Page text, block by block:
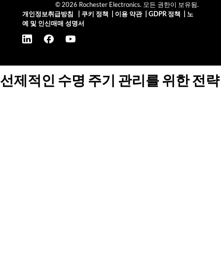
© 2026 Rochester Electronics. 모든 권한이 보유됨.
개인정보취급방침
쿠키 정책 이용 약관| GDPR 정책
노
예 및 인신매매 성명서
선제적인 수명 주기 관리를 위한 전략